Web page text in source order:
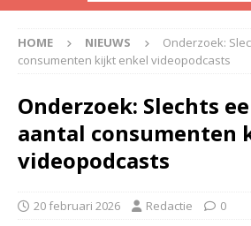
HOME NIEUWS
Onderzoek:
consumenten kijkt enkel videopodcasts
Onderzoek: Slechts
aantal consumenten
videopodcasts
20 februari 2026 Redactie 0